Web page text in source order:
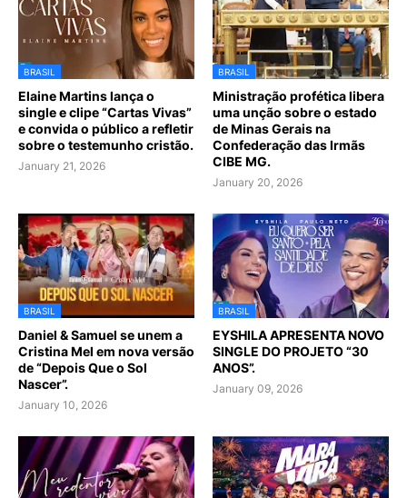
BRASIL
Elaine Martins lança o
single e clipe “Cartas Vivas”
e convida o público a refletir
sobre o testemunho cristão.
January 21, 2026
BRASIL
Ministração profética libera
uma unção sobre o estado
de Minas Gerais na
Confederação das Irmãs
CIBE MG.
January 20, 2026
BRASIL
Daniel & Samuel se unem a
Cristina Mel em nova versão
de “Depois Que o Sol
Nascer”.
January 10, 2026
BRASIL
EYSHILA APRESENTA NOVO
SINGLE DO PROJETO “30
ANOS”.
January 09, 2026